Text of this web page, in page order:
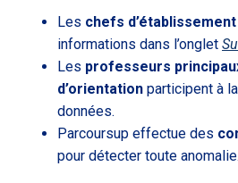
Les chefs d’établissement
informations dans l’onglet
Les professeurs
d’orientation participent à
données.
Parcoursup effectue des
pour détecter toute anomalie.